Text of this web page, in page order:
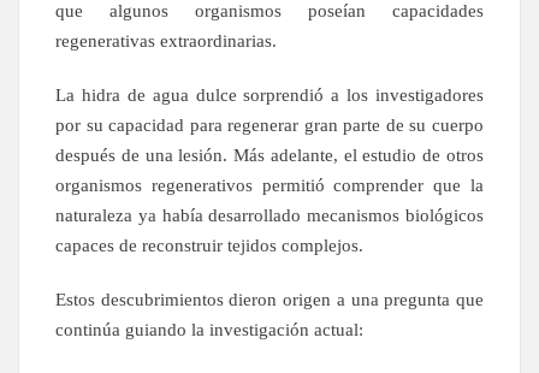
que algunos organismos poseían capacidades
regenerativas extraordinarias.
La hidra de agua dulce sorprendió a los investigadores
por su capacidad para regenerar gran parte de su cuerpo
después de una lesión. Más adelante, el estudio de otros
organismos regenerativos permitió comprender que la
naturaleza ya había desarrollado mecanismos biológicos
capaces de reconstruir tejidos complejos.
Estos descubrimientos dieron origen a una pregunta que
continúa guiando la investigación actual: